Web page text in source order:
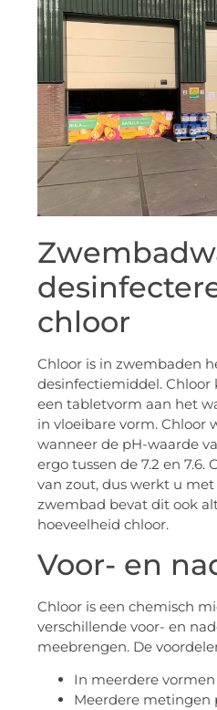
chloor
Chloor is in zwembaden
desinfectiemiddel. Chloor
een tabletvorm aan het
in vloeibare vorm. Chloor
wanneer de pH-waarde
ergo tussen de 7.2 en 7.6.
van zout, dus werkt u
zwembad bevat dit ook
hoeveelheid chloor.
Voor- en
Chloor is een chemisch
verschillende voor- en
meebrengen. De
In meerdere
Meerdere metingen